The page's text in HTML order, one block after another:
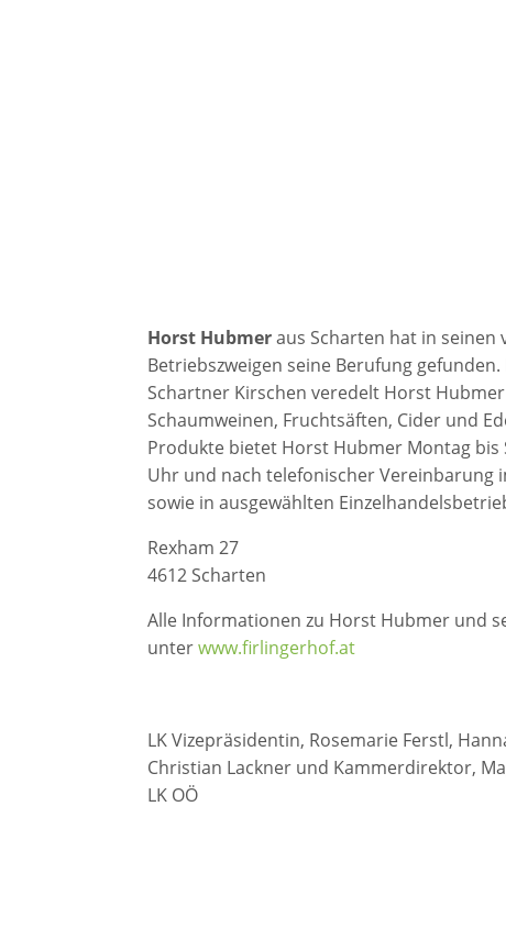
Horst Hubmer aus Scharten hat in seinen
Betriebszweigen seine Berufung
Schartner Kirschen veredelt Horst
Schaumweinen, Fruchtsäften, Cider und
Produkte bietet Horst Hubmer Montag bis
Uhr und nach telefonischer Vereinbarung
sowie in ausgewählten
Rexham 27
4612 Scharten
Alle Informationen zu Horst Hubmer und
unterwww.firlingerhof.at
LK Vizepräsidentin, Rosemarie Ferstl,
Christian Lackner und Kammerdirektor,
LK OÖ